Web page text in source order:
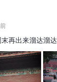
再出来溜达溜达